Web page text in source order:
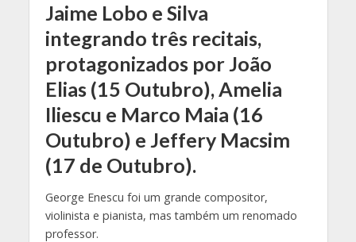
Jaime Lobo e Silva
integrando três recitais,
protagonizados por João
Elias (15 Outubro), Amelia
Iliescu e Marco Maia (16
Outubro) e Jeffery Macsim
(17 de Outubro).
George Enescu foi um grande compositor,
violinista e pianista, mas também um renomado
professor.